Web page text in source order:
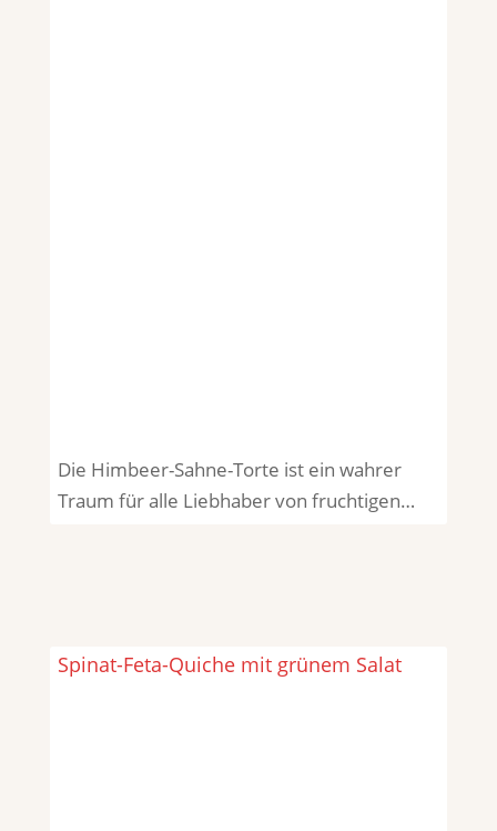
Die Himbeer-Sahne-Torte ist ein wahrer
Traum für alle Liebhaber von fruchtigen…
Spinat-Feta-Quiche mit grünem Salat